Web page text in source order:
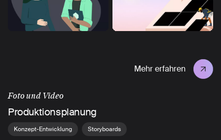
Mehr erfahren
Foto und Video
Produktionsplanung
Konzept-Entwicklung Storyboards